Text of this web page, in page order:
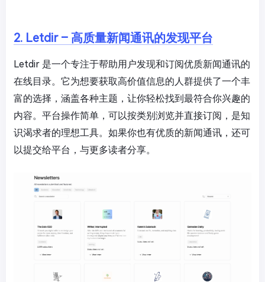
2. Letdir – 高质量新闻通讯的发现平台
Letdir 是一个专注于帮助用户发现和订阅优质新闻通讯的
在线目录。它为想要获取高价值信息的人群提供了一个丰
富的选择，涵盖各种主题，让你轻松找到最符合你兴趣的
内容。平台操作简单，可以按类别浏览并直接订阅，是知
识渴求者的理想工具。如果你也有优质的新闻通讯，还可
以提交给平台，与更多读者分享。